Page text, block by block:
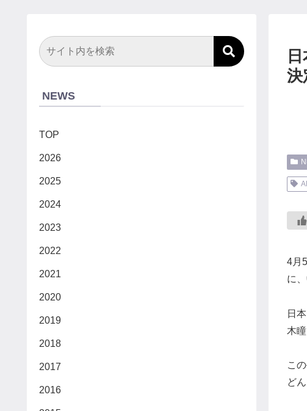
決
4月
に
日
木
こ
ど
NEWS
TOP
2026
2025
2024
2023
2022
2021
2020
2019
2018
2017
2016